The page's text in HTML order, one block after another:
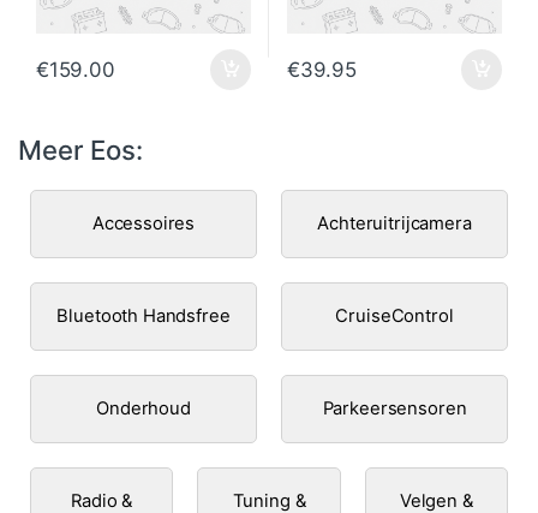
€159.00 €39.95
Meer Eos:
Accessoires Achteruitrijcamera
Bluetooth Handsfree CruiseControl
Onderhoud Parkeersensoren
Radio &
Tuning &
Velgen &